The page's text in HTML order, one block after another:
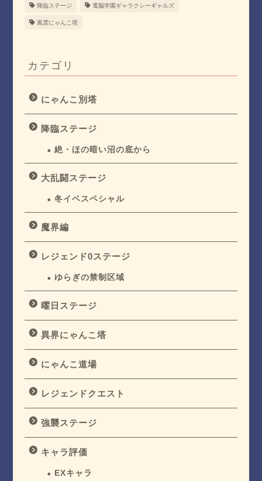
降臨ステージ 電脳学園ギャラクシーギャルズ
風雲にゃんこ塔
カテゴリ
にゃんこ別塔
降臨ステージ
絶・ほの暗い沼の底から
大乱闘ステージ
冬イベスペシャル
魔界編
レジェンド0ステージ
ゆらぎの禁制区域
曜日ステージ
異界にゃんこ塔
にゃんこ道場
レジェンドクエスト
強襲ステージ
キャラ評価
EXキャラ